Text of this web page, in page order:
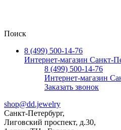
Поиск
8 (499) 500-14-76
Интернет-магазин Санкт-
8 (499) 500-14-76
Интернет-магазин
Заказать звонок
shop@dd.jewelry
Санкт-Петербург,
Лиговский проспект, д.30,